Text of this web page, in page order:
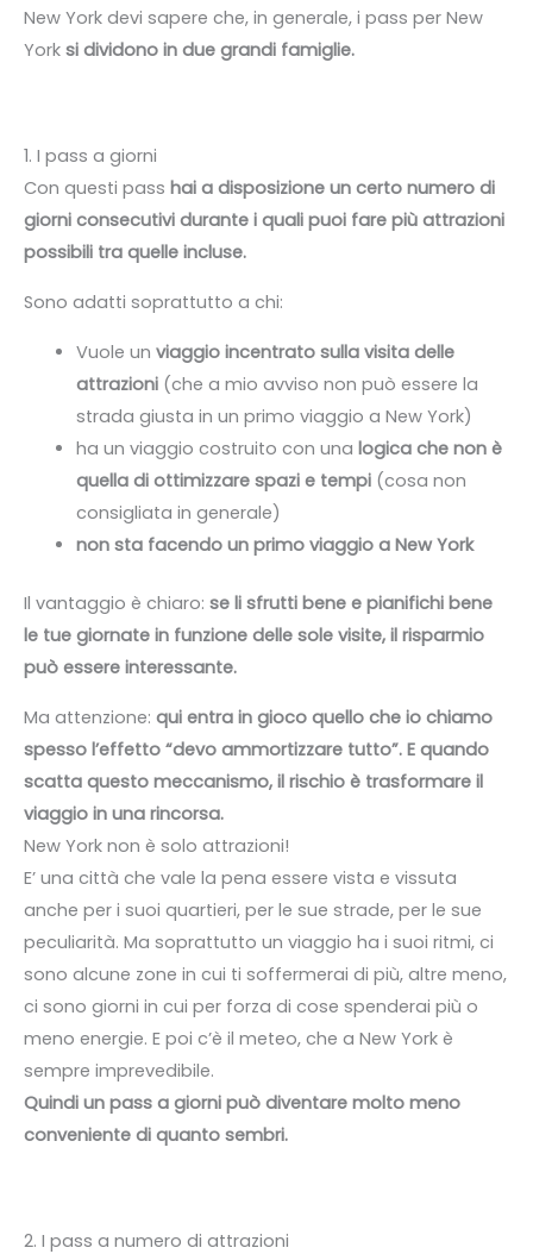
New York devi sapere che, in generale, i pass per New
York si dividono in due grandi famiglie.
1. I pass a giorni
Con questi pass hai a disposizione un certo numero di
giorni consecutivi durante i quali puoi fare più attrazioni
possibili tra quelle incluse.
Sono adatti soprattutto a chi:
Vuole un viaggio incentrato sulla visita delle
attrazioni(che a mio avviso non può essere la
strada giusta in un primo viaggio a New York)
ha un viaggio costruito con una logica che non è
quella di ottimizzare spazi e tempi (cosa non
consigliata in generale)
non sta facendo un primo viaggio a New York
Il vantaggio è chiaro: se li sfrutti bene e pianifichi bene
le tue giornate in funzione delle sole visite, il risparmio
può essere interessante.
Ma attenzione: qui entra in gioco quello che io chiamo
spesso l’effetto “devo ammortizzare tutto”. E quando
scatta questo meccanismo, il rischio è trasformare il
viaggio in una rincorsa.
New York non è solo attrazioni!
E’ una città che vale la pena essere vista e vissuta
anche per i suoi quartieri, per le sue strade, per le sue
peculiarità. Ma soprattutto un viaggio ha i suoi ritmi, ci
sono alcune zone in cui ti soffermerai di più, altre meno,
ci sono giorni in cui per forza di cose spenderai più o
meno energie. E poi c’è il meteo, che a New York è
sempre imprevedibile.
Quindi un pass a giorni può diventare molto meno
conveniente di quanto sembri.
2. I pass a numero di attrazioni